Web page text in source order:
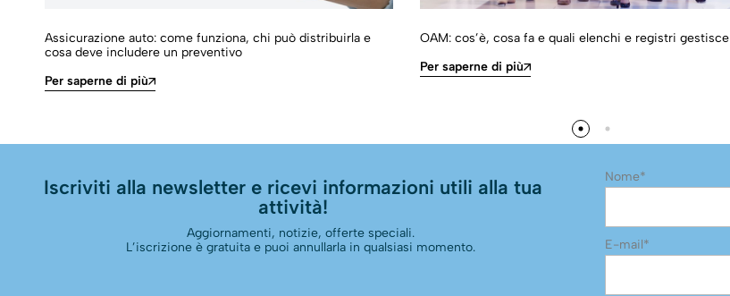
Assicurazione auto: come funziona, chi può distribuirla e
cosa deve includere un preventivo
Per saperne di più
OAM: cos’è, cosa fa e quali elenchi e registri gestisce
Per saperne di più
Iscriviti alla newsletter e ricevi informazioni utili alla tua
attività!
Aggiornamenti, notizie, offerte speciali.
L’iscrizione è gratuita e puoi annullarla in qualsiasi momento.
Nome*
E-mail*